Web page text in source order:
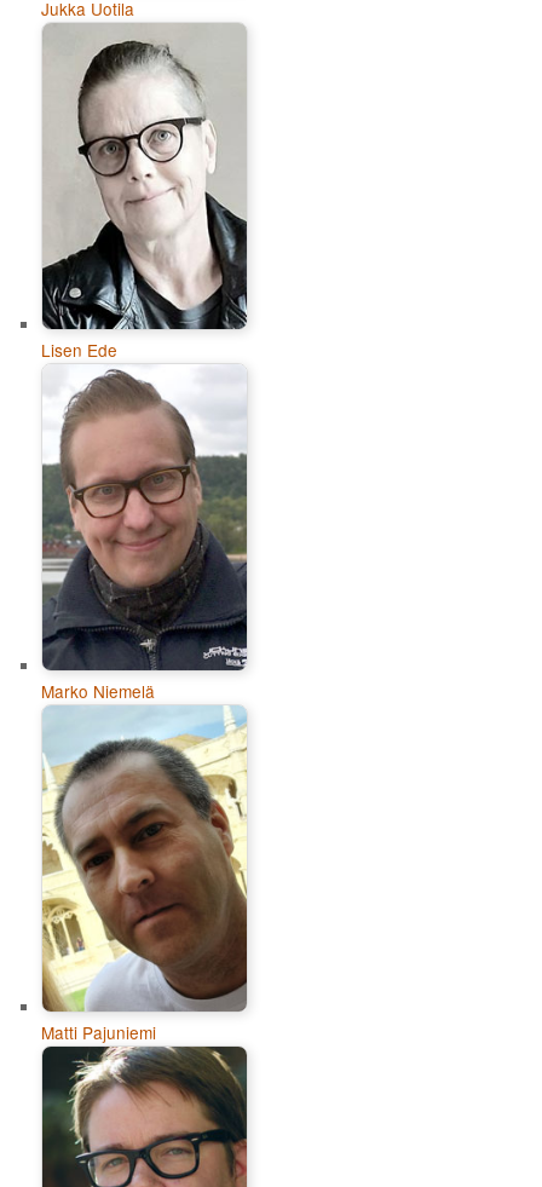
Jukka Uotila
Lisen Ede
Marko Niemelä
Matti Pajuniemi